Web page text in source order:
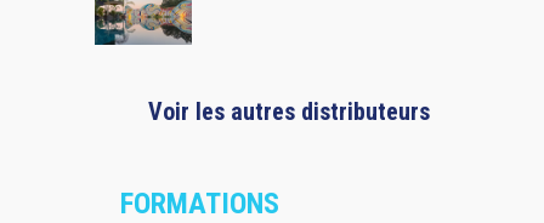
Voir les autres distributeurs
FORMATIONS